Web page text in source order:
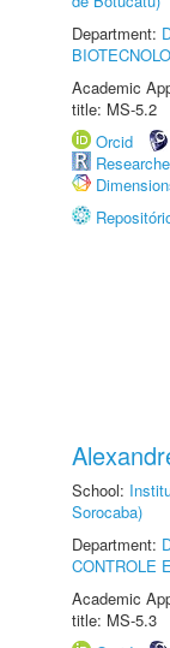
Department:
Academic
title: MS-5.2
Orcid
School:
Sorocaba)
Department:
CONTROLE
Academic
title: MS-5.3